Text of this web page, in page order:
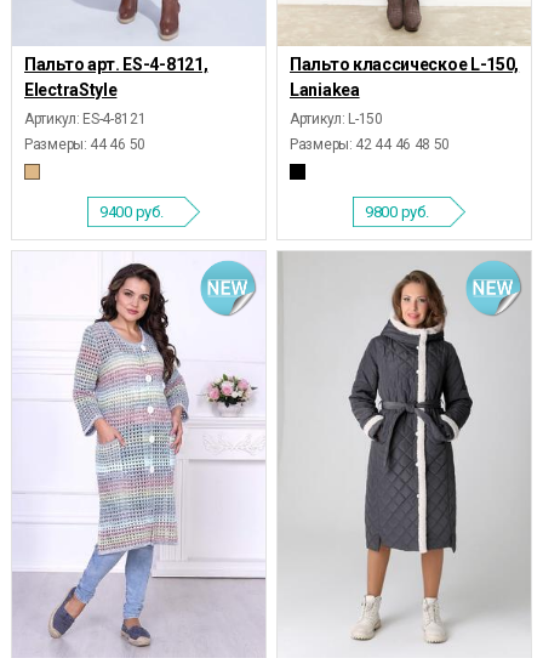
Пальто арт. ES-4-8121,
ElectraStyle
Артикул: ES-4-8121
Размеры: 44 46 50
9400 руб.
Пальто классическое L-150,
Laniakea
Артикул: L-150
Размеры: 42 44 46 48 50
9800 руб.